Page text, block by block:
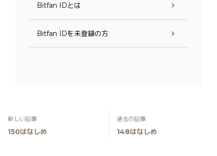
Bitfan IDとは
Bitfan IDを未登録の方
新しい記事
150はなしめ
過去の記事
148はなしめ